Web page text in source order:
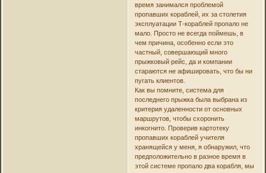
время занимался проблемой
пропавших кораблей, их за столетия
эксплуатации Т-кораблей пропало не
мало. Просто не всегда поймешь, в
чем причина, особенно если это
частный, совершающий много
прыжковый рейс, да и компании
стараются не афишировать, что бы ни
пугать клиентов.
Как вы помните, система для
последнего прыжка была выбрана из
критерия удаленности от основных
маршрутов, чтобы схоронить
инкогнито. Проверив картотеку
пропавших кораблей учителя
хранящейся у меня, я обнаружил, что
предположительно в разное время в
этой системе пропало два корабля, мы